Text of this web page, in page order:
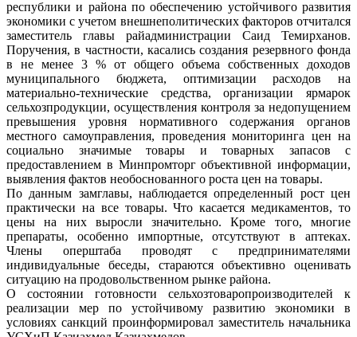
республики и района по обеспечению устойчивого развития
экономики с учетом внешнеполитических факторов отчитался
заместитель главы райадминистрации Саид Темирханов.
Поручения, в частности, касались создания резервного фонда
в не менее 3 % от общего объема собственных доходов
муниципального бюджета, оптимизации расходов на
материально-технические средства, организации ярмарок
сельхозпродукции, осуществления контроля за недопущением
превышения уровня нормативного содержания органов
местного самоуправления, проведения мониторинга цен на
социально значимые товары и товарных запасов с
предоставлением в Минпромторг объективной информации,
выявления фактов необоснованного роста цен на товары.
По данным замглавы, наблюдается определенный рост цен
практически на все товары. Что касается медикаментов, то
цены на них выросли значительно. Кроме того, многие
препараты, особенно импортные, отсутствуют в аптеках.
Члены оперштаба проводят с предпринимателями
индивидуальные беседы, стараются объективно оценивать
ситуацию на продовольственном рынке района.
О состоянии готовности сельхозтоваропроизводителей к
реализации мер по устойчивому развитию экономики в
условиях санкций проинформировал заместитель начальника